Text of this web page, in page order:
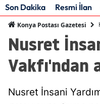
Son Dakika Resmi İlan
Konya Postası Gazetesi
Nusret
Vakfı'ndan
Nusret İnsani